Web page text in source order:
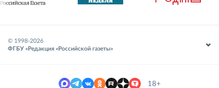
© 1998-2026
ФГБУ «Редакция «Российской газеты»
18+